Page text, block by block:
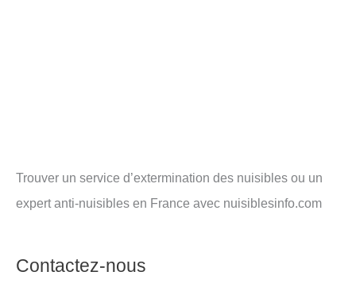
Trouver un service d’extermination des nuisibles ou un
expert anti-nuisibles en France avec nuisiblesinfo.com
Contactez-nous